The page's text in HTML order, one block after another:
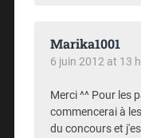
Marika1001
6 juin 2012 at 13
Merci ^^ Pour les
commencerai à
du concours et